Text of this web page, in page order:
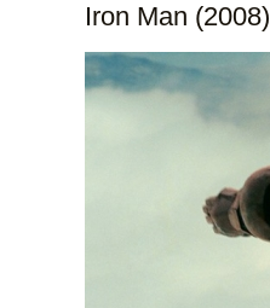
Iron Man (2008)